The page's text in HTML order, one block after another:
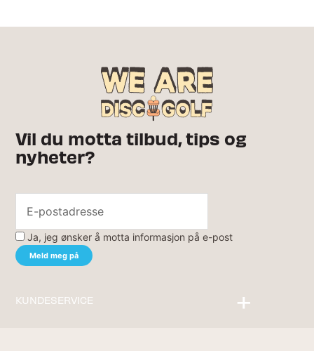
Vil du motta tilbud, tips og
nyheter?
Ja, jeg ønsker å motta informasjon på e-post
KUNDESERVICE